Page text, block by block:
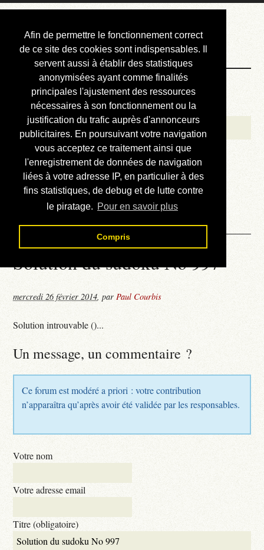
Afin de permettre le fonctionnement correct
de ce site des cookies sont indispensables. Il
servent aussi à établir des statistiques
anonymisées ayant comme finalités
principales l'ajustement des ressources
nécessaires à son fonctionnement ou la
justification du trafic auprès d'annonceurs
publicitaires. En poursuivant votre navigation
vous acceptez ce traitement ainsi que
l'enregistrement de données de navigation
liées à votre adresse IP, en particulier à des
fins statistiques, de debug et de lutte contre
le piratage. Pour en savoir plus
Compris
Courbis, « LE »
Blog Officiel
Bienvenue
Réalisations
Divers (et d’été)
Annonces
Liens externes
Téléchargement
Contact
Solution du sudoku No 997
mercredi 26 février 2014,parPaul Courbis
Solution introuvable ()...
Un message, un commentaire ?
Ce forum est modéré a priori : votre contribution
n’apparaîtra qu’après avoir été validée par les responsables.
Votre nom
Votre adresse email
Titre (obligatoire)